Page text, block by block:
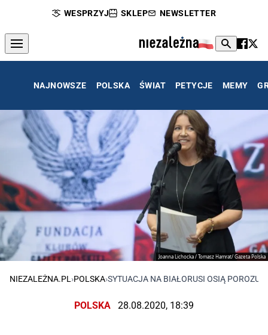
WESPRZYJ SKLEP NEWSLETTER
NAJNOWSZE POLSKA ŚWIAT PETYCJE MEMY
Joanna Lichocka / Tomasz Hamrat/ Gazeta Polska
NIEZALEŻNA.PL›POLSKA›SYTUACJA NA BIAŁORUSI OSIĄ
POLSKA 28.08.2020, 18:39